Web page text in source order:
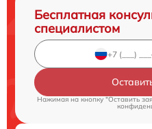
Бесплатная
специалистом
Нажимая на кнопку "Оставить